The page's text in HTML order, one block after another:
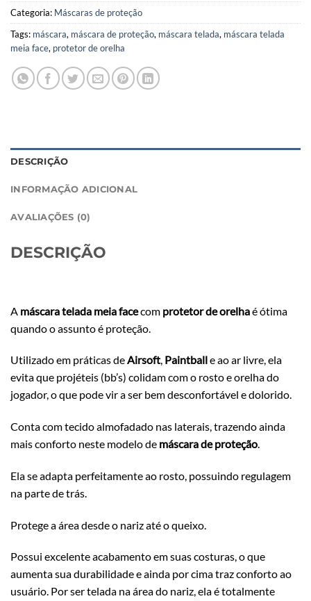
Categoria: Máscaras de proteção
Tags: máscara, máscara de proteção, máscara telada, máscara telada
meia face, protetor de orelha
DESCRIÇÃO
INFORMAÇÃO ADICIONAL
AVALIAÇÕES (0)
DESCRIÇÃO
A máscara telada meia facecom protetor de orelhaé ótima
quando o assunto é proteção.
Utilizado em práticas deAirsoft, Paintballe ao ar livre, ela
evita que projéteis (bb’s) colidam com o rosto e orelha do
jogador, o que pode vir a ser bem desconfortável e dolorido.
Conta com tecido almofadado nas laterais, trazendo ainda
mais conforto neste modelo de máscara de proteção.
Ela se adapta perfeitamente ao rosto, possuindo regulagem
na parte de trás.
Protege a área desde o nariz até o queixo.
Possui excelente acabamento em suas costuras, o que
aumenta sua durabilidade e ainda por cima traz conforto ao
usuário. Por ser telada na área do nariz, ela é totalmente